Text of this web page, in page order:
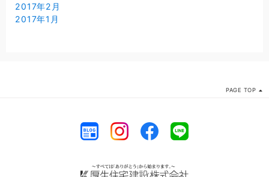
2017年2月
2017年1月
PAGE TOP